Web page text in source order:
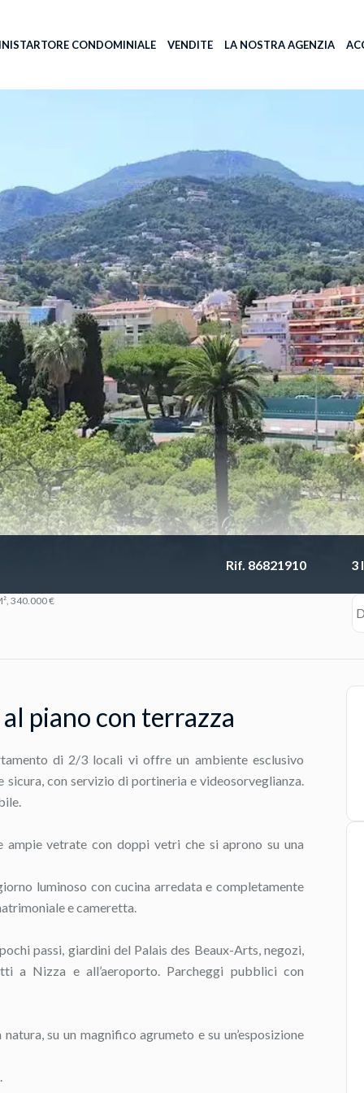
CONDOMINIALE VENDITE LA NOSTRA AGENZIA
Rif. 86821910 3
340.000 €
piano con terrazza
di 2/3 locali vi offre un ambiente esclusivo
con servizio di portineria e videosorveglianza.
ampie vetrate con doppi vetri che si aprono su una
luminoso con cucina arredata e completamente
e cameretta.
passi, giardini del Palais des Beaux-Arts, negozi,
a Nizza e all’aeroporto. Parcheggi pubblici con
su un magnifico agrumeto e su un’esposizione